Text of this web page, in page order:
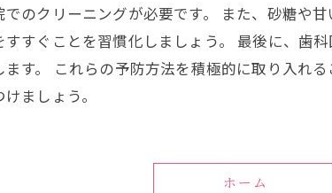
でのクリーニングが必要です。 また、砂糖や
すすぐことを習慣化しましょう。 最後に、歯
ます。 これらの予防方法を積極的に取り入れ
ましょう。
ホーム